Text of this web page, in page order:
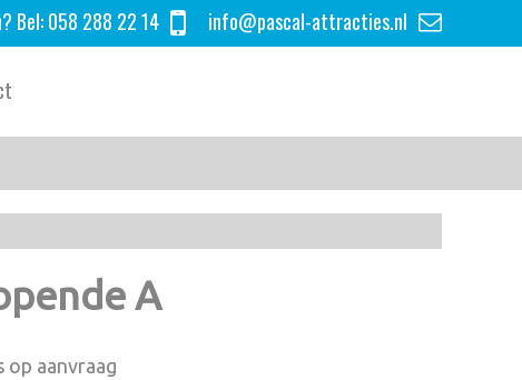
Bel:058 288 22 14 info@pascal-attracties.nl
A
op aanvraag